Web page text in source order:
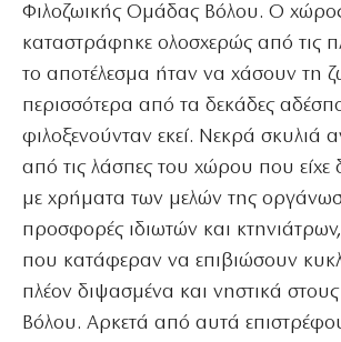
Φιλοζωικής Ομάδας Βόλου. Ο
καταστράφηκε ολοσχερώς από τις
το αποτέλεσμα ήταν να χάσουν τη
περισσότερα από τα δεκάδες
φιλοξενούνταν εκεί. Νεκρά σκυλιά
από τις λάσπες του χώρου που είχε
με χρήματα των μελών της
προσφορές ιδιωτών και
που κατάφεραν να επιβιώσουν
πλέον διψασμένα και νηστικά
Βόλου. Αρκετά από αυτά